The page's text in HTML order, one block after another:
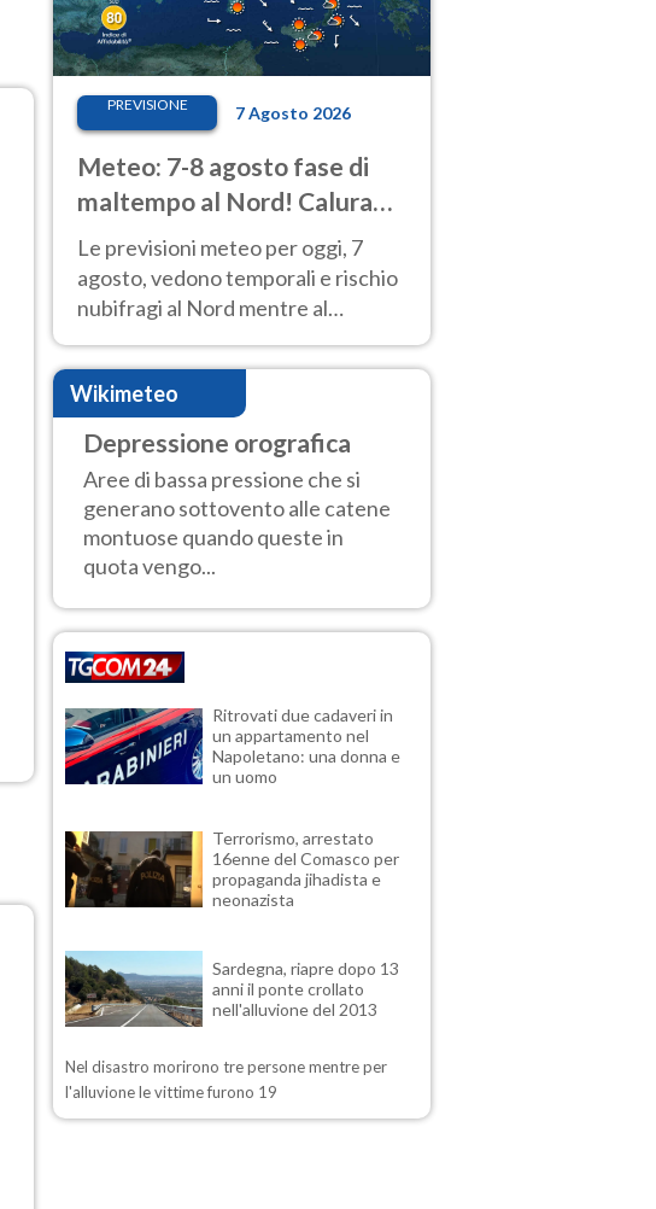
PREVISIONE 7 Agosto 2026
Meteo: 7-8 agosto fase di
maltempo al Nord! Calura
fino a Ferragosto
Le previsioni meteo per oggi, 7
agosto, vedono temporali e rischio
nubifragi al Nord mentre al
Centro-Sud sole e caldo sempre
molto intenso.
Wikimeteo
Depressione orografica
Aree di bassa pressione che si
generano sottovento alle catene
montuose quando queste in
quota vengo...
Ritrovati due cadaveri in
un appartamento nel
Napoletano: una donna e
un uomo
Terrorismo, arrestato
16enne del Comasco per
propaganda jihadista e
neonazista
Sardegna, riapre dopo 13
anni il ponte crollato
nell'alluvione del 2013
Nel disastro morirono tre persone mentre per
l'alluvione le vittime furono 19